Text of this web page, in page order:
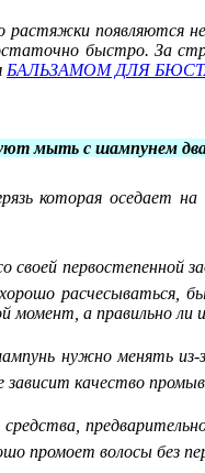
появляются
быстро. За
БАЛЬЗАМОМ ДЛЯ
мыть с шампунем
которая оседает
своей
момент, а правильно ли
нужно менять из-
качество
средства,
промоет волосы без